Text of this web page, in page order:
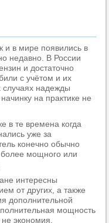
и в мире появились в
недавно. В России
и достаточно
с учётом и их
случаях надежды
на практике не
в те времена когда
уже за
конечно обычно
более мощного или
интересны
от других, а также
дополнительной
мощность
экономия.